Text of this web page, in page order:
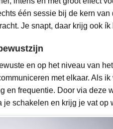
één sessie bij de kern van
Je snapt, daar krijg ook
en op het niveau van
met elkaar. Als
en frequentie. Door via deze
schakelen en krijg je vat op